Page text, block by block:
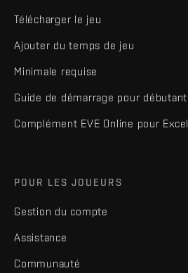
Télécharger le jeu
Ajouter du temps de jeu
Minimale requise
Guide de démarrage pour débutant
Complément EVE Online pour Excel
POUR LES JOUEURS
Gestion du compte
Assistance
Communauté